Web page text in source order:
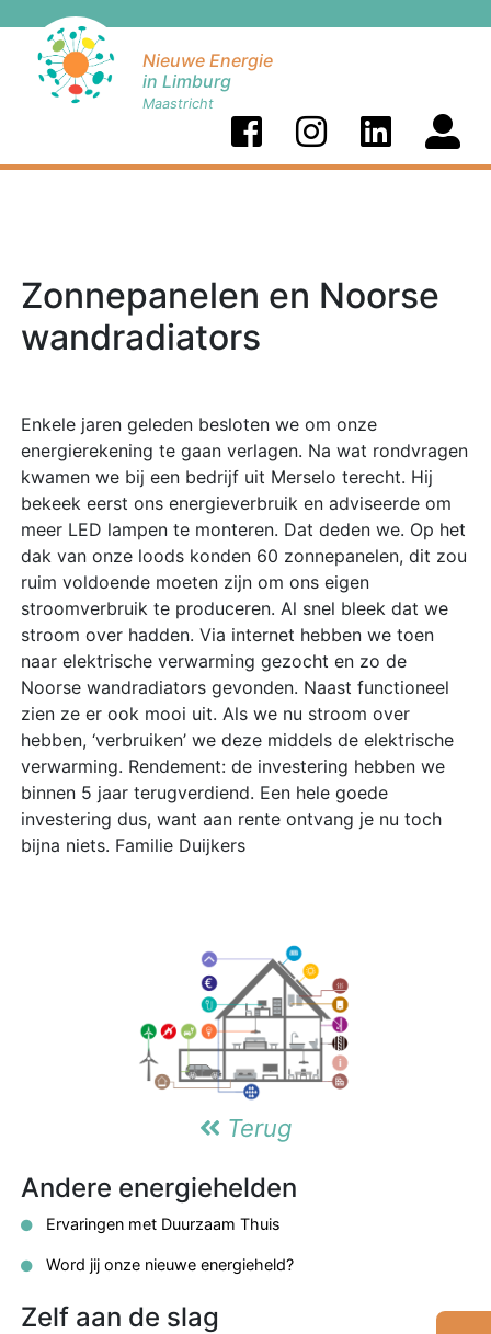
Nieuwe Energie
in Limburg
Maastricht
Terug
Andere energiehelden
Ervaringen met Duurzaam Thuis
Word jij onze nieuwe energieheld?
Zelf aan de slag
Zonnepanelen en Noorse
wandradiators
Enkele jaren geleden besloten we om onze
energierekening te gaan verlagen. Na wat rondvragen
kwamen we bij een bedrijf uit Merselo terecht. Hij
bekeek eerst ons energieverbruik en adviseerde om
meer LED lampen te monteren. Dat deden we. Op het
dak van onze loods konden 60 zonnepanelen, dit zou
ruim voldoende moeten zijn om ons eigen
stroomverbruik te produceren. Al snel bleek dat we
stroom over hadden. Via internet hebben we toen
naar elektrische verwarming gezocht en zo de
Noorse wandradiators gevonden. Naast functioneel
zien ze er ook mooi uit. Als we nu stroom over
hebben, ‘verbruiken’ we deze middels de elektrische
verwarming. Rendement: de investering hebben we
binnen 5 jaar terugverdiend. Een hele goede
investering dus, want aan rente ontvang je nu toch
bijna niets. Familie Duijkers